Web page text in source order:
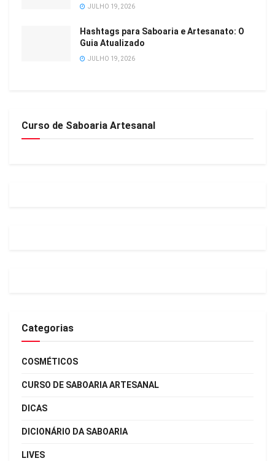
JULHO 19, 2026
Hashtags para Saboaria e Artesanato: O
Guia Atualizado
JULHO 19, 2026
Curso de Saboaria Artesanal
Categorias
COSMÉTICOS
CURSO DE SABOARIA ARTESANAL
DICAS
DICIONÁRIO DA SABOARIA
LIVES